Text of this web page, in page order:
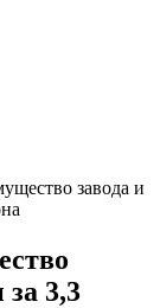
завода и
за 3,3